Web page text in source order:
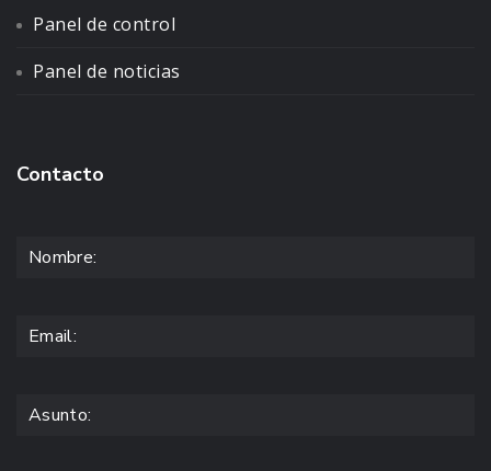
Panel de control
Panel de noticias
Contacto